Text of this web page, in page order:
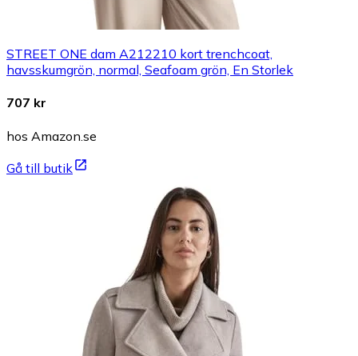
STREET ONE dam A212210 kort trenchcoat,
havsskumgrön, normal, Seafoam grön, En Storlek
707 kr
hos Amazon.se
Gå till butik